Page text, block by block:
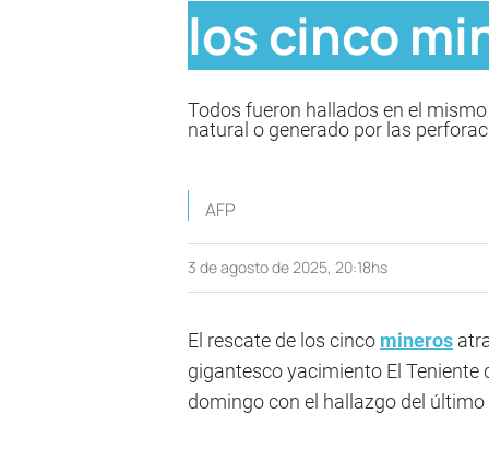
los cinco
Todos fueron hallados en el
natural o generado por las
AFP
3 de agosto de 2025, 20:18hs
El rescate de los cinco mineros
gigantesco yacimiento El
domingo con el hallazgo del